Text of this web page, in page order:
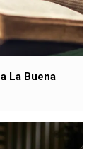
La Buena